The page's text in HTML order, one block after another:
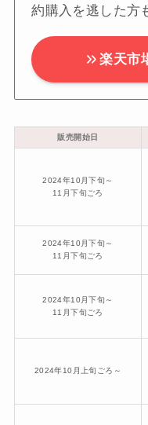
約購入を逃した方
楽天市
販売開始日
2024年10月下旬～
11月下旬ごろ
2024年10月下旬～
11月下旬ごろ
2024年10月下旬～
11月下旬ごろ
2024年10月上旬ごろ～